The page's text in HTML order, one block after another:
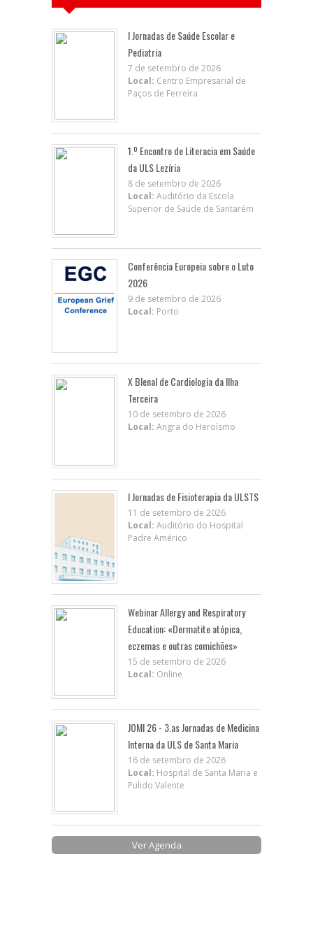
I Jornadas de Saúde Escolar e
Pediatria
7 de setembro de 2026
Local: Centro Empresarial de
Paços de Ferreira
1.º Encontro de Literacia em Saúde
da ULS Lezíria
8 de setembro de 2026
Local: Auditório da Escola
Superior de Saúde de Santarém
Conferência Europeia sobre o Luto
2026
9 de setembro de 2026
Local: Porto
X BIenal de Cardiologia da Ilha
Terceira
10 de setembro de 2026
Local: Angra do Heroísmo
I Jornadas de Fisioterapia da ULSTS
11 de setembro de 2026
Local: Auditório do Hospital
Padre Américo
Webinar Allergy and Respiratory
Education: «Dermatite atópica,
eczemas e outras comichões»
15 de setembro de 2026
Local: Online
JOMI 26 - 3.as Jornadas de Medicina
Interna da ULS de Santa Maria
16 de setembro de 2026
Local: Hospital de Santa Maria e
Pulido Valente
Ver Agenda